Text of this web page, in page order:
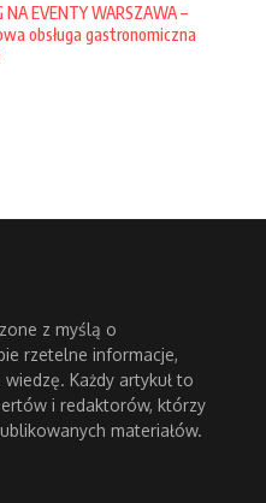
NA EVENTY WARSZAWA –
obsługa gastronomiczna
z myślą o
rzetelne informacje,
Każdy artykuł to
i redaktorów, którzy
materiałów.